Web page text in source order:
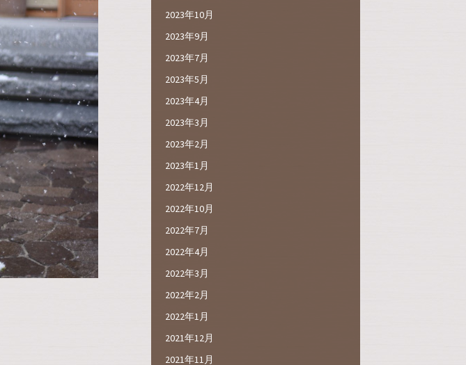
2023年10月
2023年9月
2023年7月
2023年5月
2023年4月
2023年3月
2023年2月
2023年1月
2022年12月
2022年10月
2022年7月
2022年4月
2022年3月
2022年2月
2022年1月
2021年12月
2021年11月